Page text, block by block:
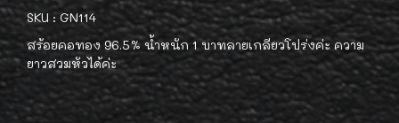
SKU : GN114
สร้อยคอทอง 96.5% น้ำหนัก 1 บาทลายเกลียวโปร่งค่ะ ความ
ยาวสวมหัวได้ค่ะ